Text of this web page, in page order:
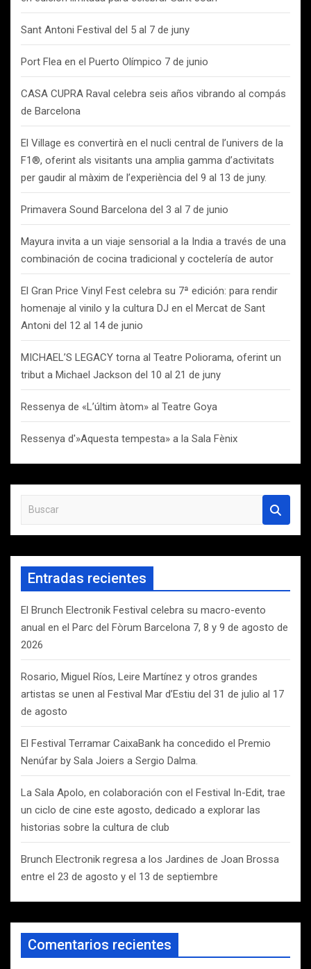
Sant Antoni Festival del 5 al 7 de juny
Port Flea en el Puerto Olímpico 7 de junio
CASA CUPRA Raval celebra seis años vibrando al compás
de Barcelona
El Village es convertirà en el nucli central de l’univers de la
F1®, oferint als visitants una amplia gamma d’activitats
per gaudir al màxim de l’experiència del 9 al 13 de juny.
Primavera Sound Barcelona del 3 al 7 de junio
Mayura invita a un viaje sensorial a la India a través de una
combinación de cocina tradicional y coctelería de autor
El Gran Price Vinyl Fest celebra su 7ª edición: para rendir
homenaje al vinilo y la cultura DJ en el Mercat de Sant
Antoni del 12 al 14 de junio
MICHAEL’S LEGACY torna al Teatre Poliorama, oferint un
tribut a Michael Jackson del 10 al 21 de juny
Ressenya de «L’últim àtom» al Teatre Goya
Ressenya d'»Aquesta tempesta» a la Sala Fènix
s
c
r
Entradas recientes
El Brunch Electronik Festival celebra su macro-evento
anual en el Parc del Fòrum Barcelona 7, 8 y 9 de agosto de
2026
Rosario, Miguel Ríos, Leire Martínez y otros grandes
artistas se unen al Festival Mar d’Estiu del 31 de julio al 17
de agosto
El Festival Terramar CaixaBank ha concedido el Premio
Nenúfar by Sala Joiers a Sergio Dalma.
La Sala Apolo, en colaboración con el Festival In-Edit, trae
un ciclo de cine este agosto, dedicado a explorar las
historias sobre la cultura de club
Brunch Electronik regresa a los Jardines de Joan Brossa
entre el 23 de agosto y el 13 de septiembre
Comentarios recientes